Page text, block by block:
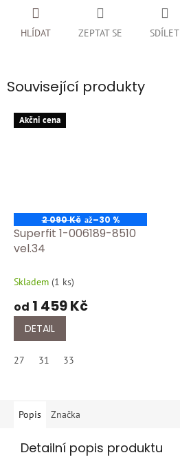
ZEPTAT SE
HLÍDAT SDÍLET
Související produkty
Akčni cena
2 090 Kč až–30 %
Superfit 1-006189-8510
vel.34
Skladem (1 ks)
od 1 459 Kč
DETAIL
27 31 33
Popis Značka
Detailní popis produktu